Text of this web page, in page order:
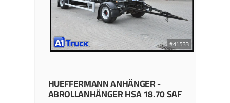
HUEFFERMANNANHÄNGER -
ABROLLANHÄNGERHSA 18.70 SAF